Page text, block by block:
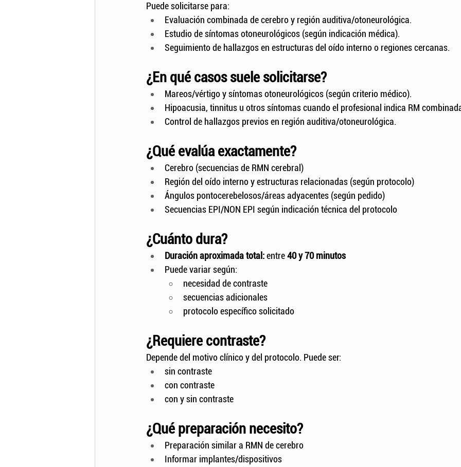
Puede solicitarse para:
Evaluación combinada de cerebro y región auditiva/otoneurológica.
Estudio de síntomas otoneurológicos (según indicación médica).
Seguimiento de hallazgos en estructuras del oído interno o regiones cercanas.
¿En qué casos suele solicitarse?
Mareos/vértigo y síntomas otoneurológicos (según criterio médico).
Hipoacusia, tinnitus u otros síntomas cuando el profesional indica RM
Control de hallazgos previos en región auditiva/otoneurológica.
¿Qué evalúa exactamente?
Cerebro (secuencias de RMN cerebral)
Región del oído interno y estructuras relacionadas (según protocolo)
Ángulos pontocerebelosos/áreas adyacentes (según pedido)
Secuencias EPI/NON EPI según indicación técnica del protocolo
¿Cuánto dura?
Duración aproximada total: entre 40 y 70 minutos
Puede variar según:
necesidad de contraste
secuencias adicionales
protocolo específico solicitado
¿Requiere contraste?
Depende del motivo clínico y del protocolo. Puede ser:
sin contraste
con contraste
con y sin contraste
¿Qué preparación necesito?
Preparación similar a RMN de cerebro
Informar implantes/dispositivos